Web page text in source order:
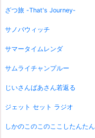
ざつ旅 -That's Journey-
サノバウィッチ
サマータイムレンダ
サムライチャンプルー
じいさんばあさん若返る
ジェット セット ラジオ
しかのこのこのここしたんたん